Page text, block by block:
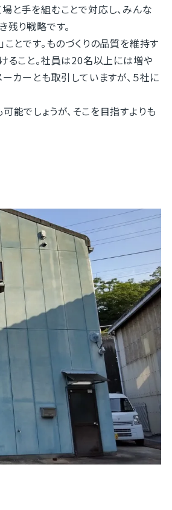
と手を組むことで対応し、みんな
り戦略です。
とです。ものづくりの品質を維持す
ること。社員は20名以上には増や
カーとも取引していますが、５社に
でしょうが、そこを目指すよりも